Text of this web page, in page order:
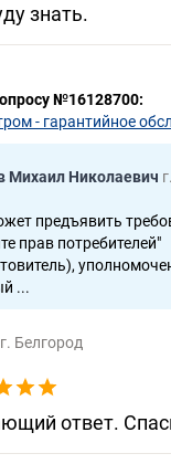
знать.
№16128700:
- гарантийное
Михаил Николаевич
предъявить
прав потребителей"
...
г. Белгород
ответ.